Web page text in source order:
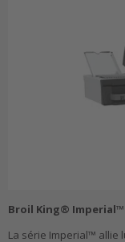
Broil King® Imperial™
La série Imperial™ allie